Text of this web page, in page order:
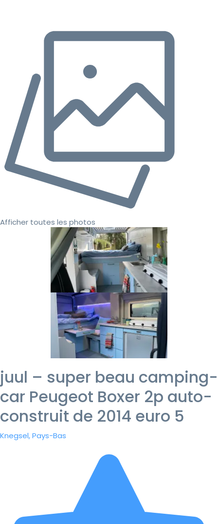
Afficher toutes les photos
juul – super beau camping-
car Peugeot Boxer 2p auto-
construit de 2014 euro 5
Knegsel, Pays-Bas